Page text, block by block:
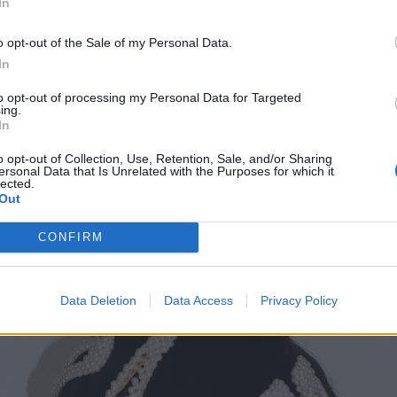
opt-out of the Sale of my Personal Data.
opt-out of processing my Personal Data for Targeted
opt-out of Collection, Use, Retention, Sale, and/or Sharing
Data that Is Unrelated with the Purposes for which it
CONFIRM
Data Deletion Data Access Privacy Policy
το προέβλεψε η Justine Marjan, Global
όπως θα διαμορφωθούν. Ταξιδεύοντας όπως κάθε
το TRESemmé στο NYFW, είδαμε να
δεκάδες screenshots.